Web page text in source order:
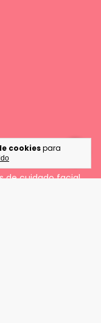
cookiespara
en tu correo.
de cuidado facial.